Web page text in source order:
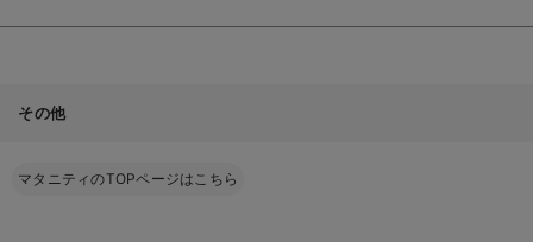
その他
マタニティのTOPページはこちら